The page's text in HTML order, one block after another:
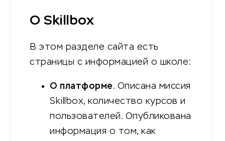
О Skillbox
В этом разделе сайта есть
страницы с информацией о школе:
О платформе. Описана миссия
Skillbox, количество курсов и
пользователей. Опубликована
информация о том, как